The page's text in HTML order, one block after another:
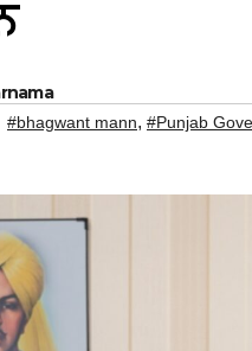
#bhagwant mann, #Punjab